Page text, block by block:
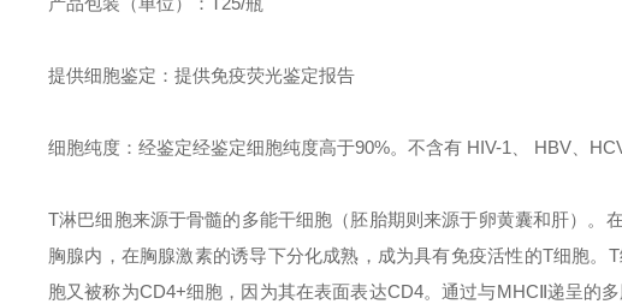
提供细胞鉴定：提供免疫荧光鉴定报告
细胞纯度：经鉴定经鉴定细胞纯度高于90%。不含有 HIV-1、 HBV、
T淋巴细胞来源于骨髓的多能干细胞（胚胎期则来源于卵黄囊和肝）。
胸腺内，在胸腺激素的诱导下分化成熟，成为具有免疫活性的T细胞
胞又被称为CD4+细胞，因为其在表面表达CD4。通过与MHCⅡ递呈的